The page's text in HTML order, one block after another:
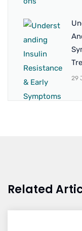
29
Related